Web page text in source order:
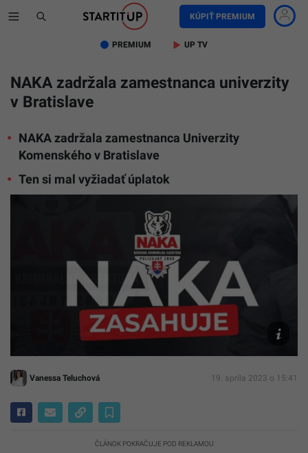
KÚPIŤ PREMIUM
PREMIUM UP TV
NAKA zadržala zamestnanca univerzity
v Bratislave
NAKA zadržala zamestnanca Univerzity
Komenského v Bratislave
Ten si mal vyžiadať úplatok
SIU
Vanessa Teluchová 19. apríla 2023 o 15:41
ČLÁNOK POKRAČUJE POD REKLAMOU